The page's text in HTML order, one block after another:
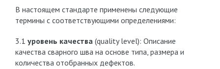
В настоящем стандарте применены следующие
термины с соответствующими определениями:
3.1 уровень качества (quality level): Описание
качества сварного шва на основе типа, размера и
количества отобранных дефектов.